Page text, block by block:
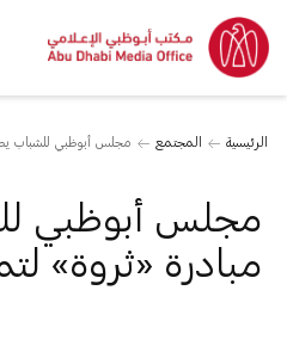
الرئيسية المجتمع مجلس أبوظبي للشباب
مجلس أبوظبي
مبادرة «ثروة»